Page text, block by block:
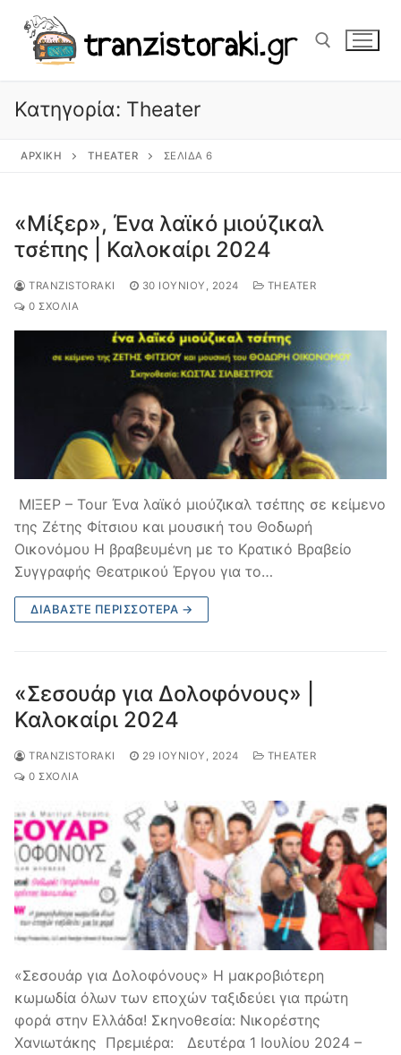
περιεχόμενο
Αναζήτηση για:
Κατηγορία: Theater
ΑΡΧΙΚΉ THEATER ΣΕΛΊΔΑ 6
«Μίξερ», Ένα λαϊκό μιούζικαλ
τσέπης | Καλοκαίρι 2024
TRANZISTORAKI 30 ΙΟΥΝΊΟΥ, 2024
THEATER
0 ΣΧΌΛΙΑ
ΜΙΞΕΡ – Tour Ένα λαϊκό μιούζικαλ τσέπης σε κείμενο
της Ζέτης Φίτσιου και μουσική του Θοδωρή
Οικονόμου Η βραβευμένη με το Κρατικό Βραβείο
Συγγραφής Θεατρικού Έργου για το…
ΔΙΑΒΆΣΤΕ ΠΕΡΙΣΣΌΤΕΡΑ →
«Σεσουάρ για Δολοφόνους» |
Καλοκαίρι 2024
TRANZISTORAKI 29 ΙΟΥΝΊΟΥ, 2024
THEATER
0 ΣΧΌΛΙΑ
«Σεσουάρ για Δολοφόνους» Η μακροβιότερη
κωμωδία όλων των εποχών ταξιδεύει για πρώτη
φορά στην Ελλάδα! Σκηνοθεσία: Νικορέστης
Χανιωτάκης Πρεμιέρα: Δευτέρα 1 Ιουλίου 2024 –